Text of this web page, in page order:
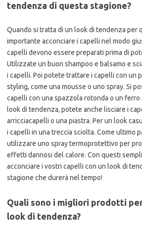
tendenza di questa stagione?
Quando si tratta di un look di tendenza per
importante acconciare i capelli nel modo
capelli devono essere preparati prima di
Utilizzate un buon shampoo e balsamo e
i capelli. Poi potete trattare i capelli con un
styling, come una mousse o uno spray. Si
capelli con una spazzola rotonda o un ferro
look di tendenza, potete anche lisciare i
arricciacapelli o una piastra. Per un look
i capelli in una treccia sciolta. Come ultimo
utilizzare uno spray termoprotettivo per
effetti dannosi del calore. Con questi
acconciare i vostri capelli con un look di
stagione che durerà nel tempo!
Quali sono i migliori prodotti
look di tendenza?